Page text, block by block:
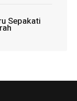
Sepakati